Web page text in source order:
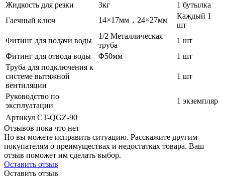
Жидкость для резки 3кг
1 бутылка
Гаечный ключ
14×17мм，24×27мм
Каждый 1
шт
Фитинг для подачи воды
1/2 Металлическая
труба
1 шт
Фитинг для отвода воды
Φ50мм
1 шт
Труба для подключения к
системе вытяжной
вентиляции
1 шт
Руководство по
эксплуатации
1 экземпляр
Артикул CT-QGZ-90
Отзывов пока что нет
Но вы можете исправить ситуацию. Расскажите другим
покупателям о преимуществах и недостатках товара. Ваш
отзыв поможет им сделать выбор.
Оставить отзыв
Оставить отзыв